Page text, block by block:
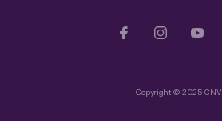
Copyright © 2025 CNV